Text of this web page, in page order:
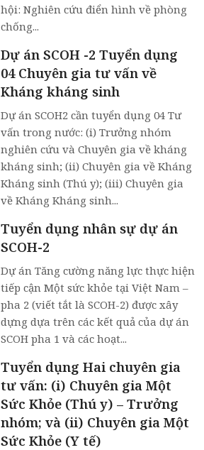
hội: Nghiên cứu điển hình về phòng
chống...
Dự án SCOH -2 Tuyển dụng
04 Chuyên gia tư vấn về
Kháng kháng sinh
Dự án SCOH2 cần tuyển dụng 04 Tư
vấn trong nước: (i) Trưởng nhóm
nghiên cứu và Chuyên gia về kháng
kháng sinh; (ii) Chuyên gia về Kháng
Kháng sinh (Thú y); (iii) Chuyên gia
về Kháng Kháng sinh...
Tuyển dụng nhân sự dự án
SCOH-2
Dự án Tăng cường năng lực thực hiện
tiếp cận Một sức khỏe tại Việt Nam –
pha 2 (viết tắt là SCOH-2) được xây
dựng dựa trên các kết quả của dự án
SCOH pha 1 và các hoạt...
Tuyển dụng Hai chuyên gia
tư vấn: (i) Chuyên gia Một
Sức Khỏe (Thú y) – Trưởng
nhóm; và (ii) Chuyên gia Một
Sức Khỏe (Y tế)